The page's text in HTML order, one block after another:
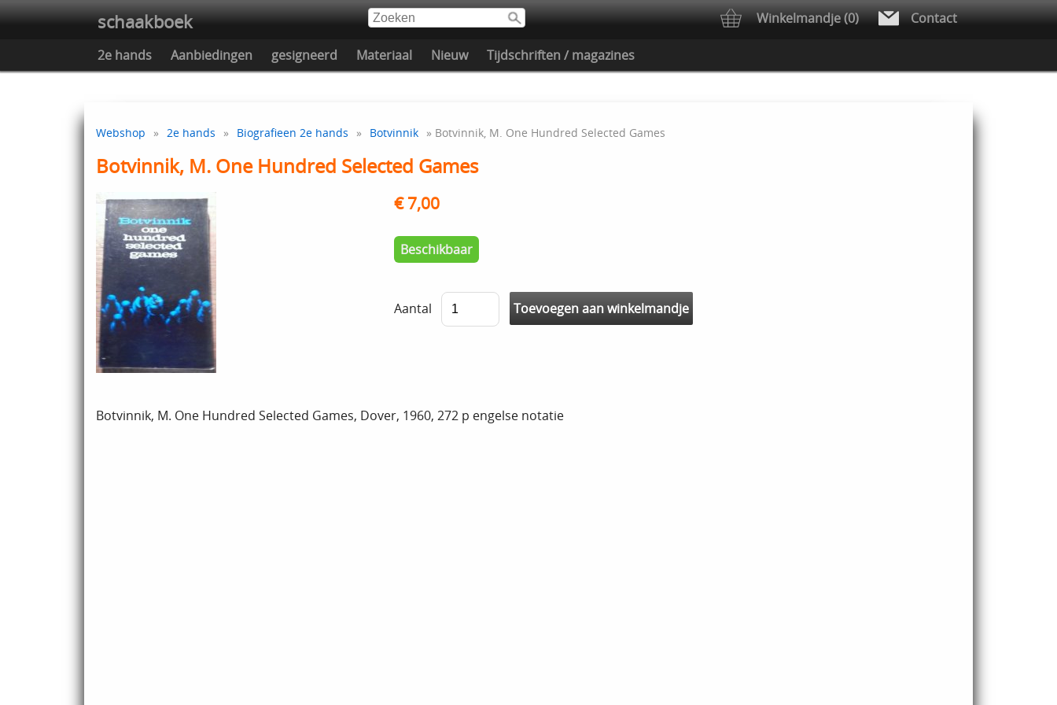
schaakboek Winkelmandje (0) Contact
2e hands Aanbiedingen gesigneerd Materiaal Nieuw Tijdschriften / magazines
Webshop » 2e hands » Biografieen 2e hands » Botvinnik » Botvinnik, M. One Hundred Selected Games
Botvinnik, M. One Hundred Selected Games
€ 7,00
Beschikbaar
Aantal
Botvinnik, M. One Hundred Selected Games, Dover, 1960, 272 p engelse notatie